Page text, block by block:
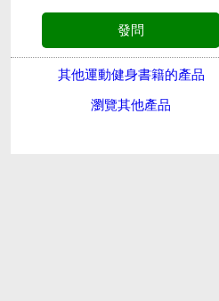
其他運動健身書籍的產品
瀏覽其他產品